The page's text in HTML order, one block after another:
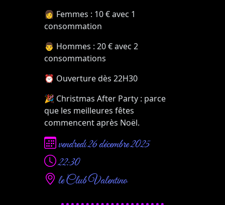
👩 Femmes : 10 € avec 1
consommation
👨 Hommes : 20 € avec 2
consommations
⏰ Ouverture dès 22H30
🎉 Christmas After Party : parce
que les meilleures fêtes
commencent après Noël.
vendredi 26 décembre 2025
22:30
le Club Valentino